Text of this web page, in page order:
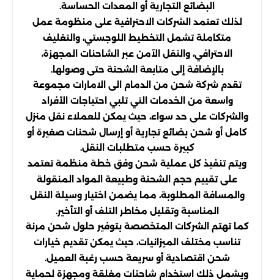
البضائع التجارية أو المعدات الحساسة.
لذلك تعتمد الشركات الاحترافية على منظومة عمل
متكاملة تشمل التخطيط اللوجستي، والتغليف
الاحترافي، والنقل الآمن عبر الشاحنات المجهزة،
بالإضافة إلى متابعة الشحنة حتى وصولها.
تقدم شركة شحن من الدمام الى الامارات مجموعة
واسعة من الخدمات التي تلبي احتياجات الأفراد
والشركات على حد سواء، حيث يمكن للعملاء نقل منزل
كامل أو شحن بضائع تجارية أو إرسال شحنات صغيرة أو
كبيرة حسب متطلبات النقل.
ويتم تنفيذ كل عملية شحن وفق خطة منظمة تعتمد
على تقييم حجم الشحنة وطبيعة المواد المنقولة
والمسافة المطلوبة، مما يضمن اختيار وسيلة النقل
المناسبة وتقليل مخاطر التلف أو التأخير.
كما تهتم الشركات المتخصصة بتوفير حلول شحن مرنة
تناسب مختلف الميزانيات، حيث يمكن تقديم خيارات
شحن اقتصادية أو سريعة حسب رغبة العميل.
ويشمل ذلك استخدام شاحنات مغلقة ومجهزة لحماية